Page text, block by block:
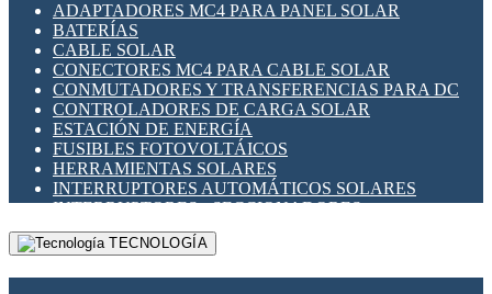
ADAPTADORES MC4 PARA PANEL SOLAR
BATERÍAS
CABLE SOLAR
CONECTORES MC4 PARA CABLE SOLAR
CONMUTADORES Y TRANSFERENCIAS PARA DC
CONTROLADORES DE CARGA SOLAR
ESTACIÓN DE ENERGÍA
FUSIBLES FOTOVOLTÁICOS
HERRAMIENTAS SOLARES
INTERRUPTORES AUTOMÁTICOS SOLARES
INTERRUPTORES - SECCIONADORES
FOTOVOLTÁICOS
MONTAJE PANEL SOLAR
TECNOLOGÍA